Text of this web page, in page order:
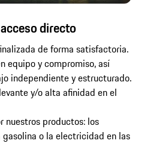
directo
de forma satisfactoria.
equipo y compromiso, así
independiente y estructurado.
y/o alta afinidad en el
nuestros productos: los
o la electricidad en las